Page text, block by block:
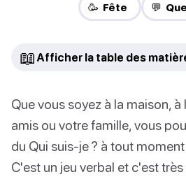
🥳 Fête 💬
📖 Afficher la table des
Que vous soyez à la maison,
amis ou votre famille, vous
du Qui suis-je ? à tout
C'est un jeu verbal et c'est très